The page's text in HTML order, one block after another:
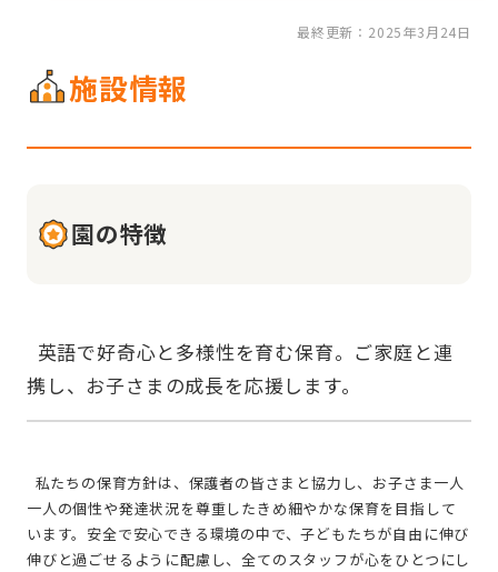
最終更新：2025年3月24日
施設情報
園の特徴
一人の個性や発達状況を尊重したきめ細やかな保育を目指して
います。安全で安心できる環境の中で、子どもたちが自由に伸び
伸びと過ごせるように配慮し、全てのスタッフが心をひとつにし